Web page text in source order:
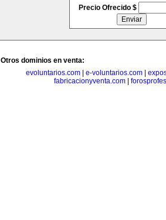
Precio Ofrecido $
Otros dominios en venta:
evoluntarios.com
e-voluntarios.com
fabricacionyventa.com